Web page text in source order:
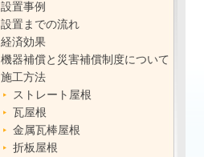
設置事例
設置までの流れ
経済効果
機器補償と災害補償制度について
施工方法
ストレート屋根
瓦屋根
金属瓦棒屋根
折板屋根